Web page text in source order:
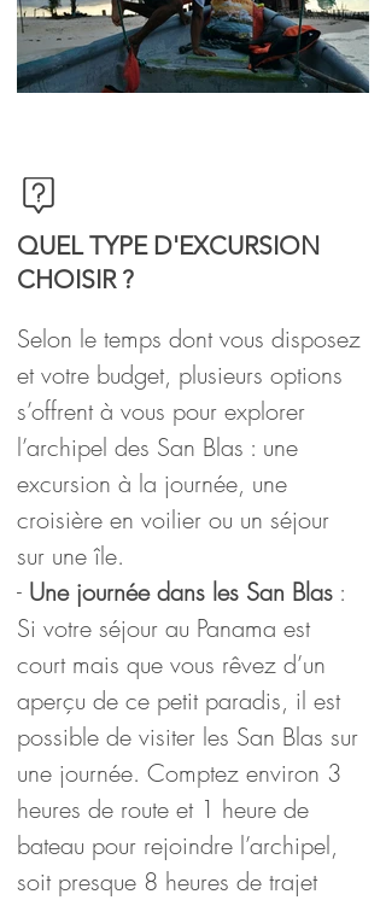
QUEL TYPE D'EXCURSION
CHOISIR ?
Selon le temps dont vous disposez
et votre budget, plusieurs options
s’offrent à vous pour explorer
l’archipel des San Blas : une
excursion à la journée, une
croisière en voilier ou un séjour
sur une île.
- Une journée dans les San Blas :
Si votre séjour au Panama est
court mais que vous rêvez d’un
aperçu de ce petit paradis, il est
possible de visiter les San Blas sur
une journée. Comptez environ 3
heures de route et 1 heure de
bateau pour rejoindre l’archipel,
soit presque 8 heures de trajet